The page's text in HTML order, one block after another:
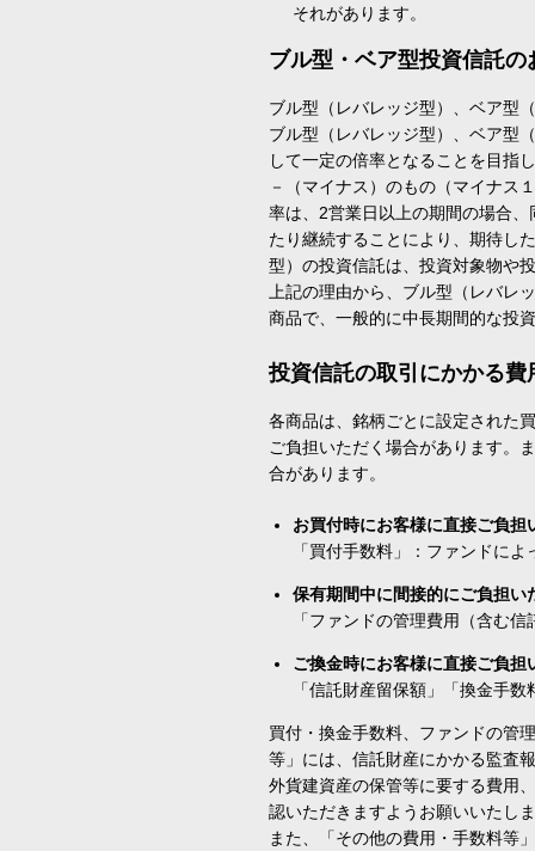
それがあります。
ブル型・ベア型投資信託
ブル型（レバレッジ型）、ベア型
ブル型（レバレッジ型）、ベア型
して一定の倍率となることを目指
－（マイナス）のもの（マイナス
率は、2営業日以上の期間の場合
たり継続することにより、期待し
型）の投資信託は、投資対象物や
上記の理由から、ブル型（レバレ
商品で、一般的に中長期間的な投
投資信託の取引にかかる費
各商品は、銘柄ごとに設定された
ご負担いただく場合があります。
合があります。
お買付時にお客様に直接ご負担
「買付手数料」：ファンドに
保有期間中に間接的にご負担い
「ファンドの管理費用（含む
ご換金時にお客様に直接ご負担
「信託財産留保額」「換金手
買付・換金手数料、ファンドの管
等」には、信託財産にかかる監査
外貨建資産の保管等に要する費用
認いただきますようお願いいたし
また、「その他の費用・手数料等